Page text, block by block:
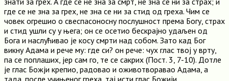
где се не зна за грех, не зна се ни за стид од греха. Чим се
човек огрешио о свеспасоносну послушност према Богу, страх
и стид ушли су у њега; он се осетио бескрајно удаљен од
Бога и наслућивао је косу смрти над собом. Зато кад Бог
викну Адама и рече му: где си? он рече: чух глас твој у врту,
па се поплаших, јер сам го, те се сакрих (Пост. 3, 7-10). Дотле
је глас Божји крепио, радовао и оживотворавао Адама, а
тада, после учињеног греха, тај исти глас Божији